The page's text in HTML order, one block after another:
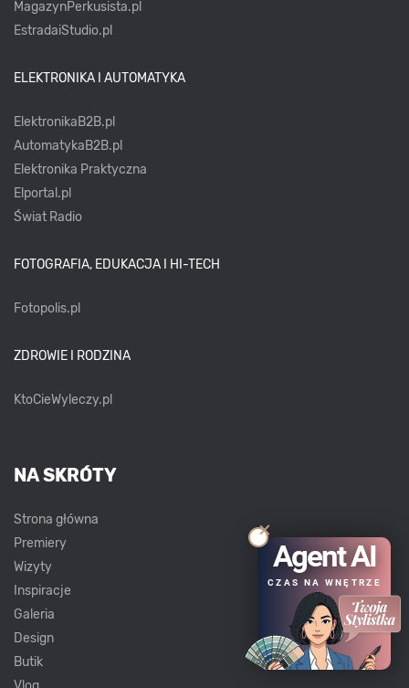
MagazynPerkusista.pl
EstradaiStudio.pl
ELEKTRONIKA I AUTOMATYKA
ElektronikaB2B.pl
AutomatykaB2B.pl
Elektronika Praktyczna
Elportal.pl
Świat Radio
FOTOGRAFIA, EDUKACJA I HI-TECH
Fotopolis.pl
ZDROWIE I RODZINA
KtoCieWyleczy.pl
NA SKRÓTY
Strona główna
Premiery
Wizyty
Inspiracje
Galeria
Design
Butik
Agent AI
CZAS NA WNĘTRZE